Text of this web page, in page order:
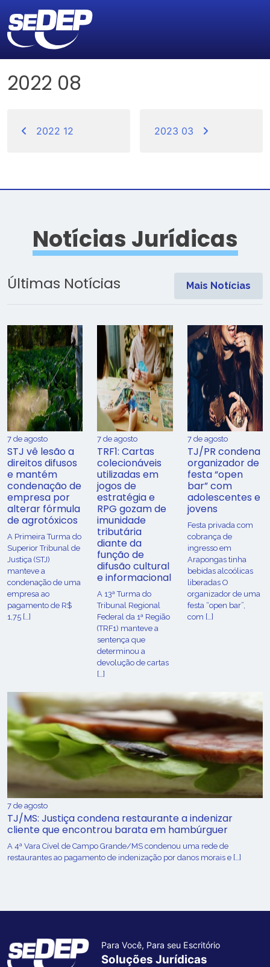
2022 08
de
2022 12 2023 03
Notícias Jurídicas
Últimas Notícias Mais Notícias
7 de agosto
STJ vê lesão a
direitos difusos
e mantém
condenação de
empresa por
alterar fórmula
de agrotóxicos
​A Primeira Turma do
Superior Tribunal de
Justiça (STJ)
manteve a
condenação de uma
empresa ao
pagamento de R$
1,75 […]
7 de agosto
TRF1: Cartas
colecionáveis
utilizadas em
jogos de
estratégia e
RPG gozam de
imunidade
tributária
diante da
função de
difusão cultural
e informacional
A 13ª Turma do
Tribunal Regional
Federal da 1ª Região
(TRF1) manteve a
sentença que
determinou a
devolução de cartas
[…]
7 de agosto
TJ/PR condena
organizador de
festa “open
bar” com
adolescentes e
jovens
Festa privada com
cobrança de
ingresso em
Arapongas tinha
bebidas alcoólicas
liberadas O
organizador de uma
festa “open bar”,
com […]
7 de agosto
TJ/MS: Justiça condena restaurante a indenizar
cliente que encontrou barata em hambúrguer
A 4ª Vara Cível de Campo Grande/MS condenou uma rede de
restaurantes ao pagamento de indenização por danos morais e […]
Para Você, Para seu Escritório
Soluções Jurídicas